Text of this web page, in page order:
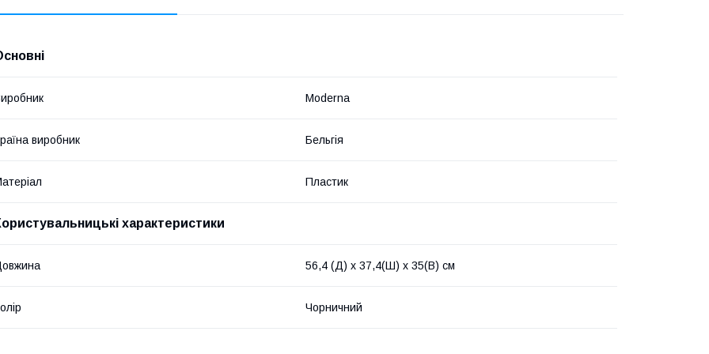
Moderna
виробник Бельгія
Пластик
характеристики
56,4 (Д) х 37,4(Ш) х 35(В) см
Чорничний